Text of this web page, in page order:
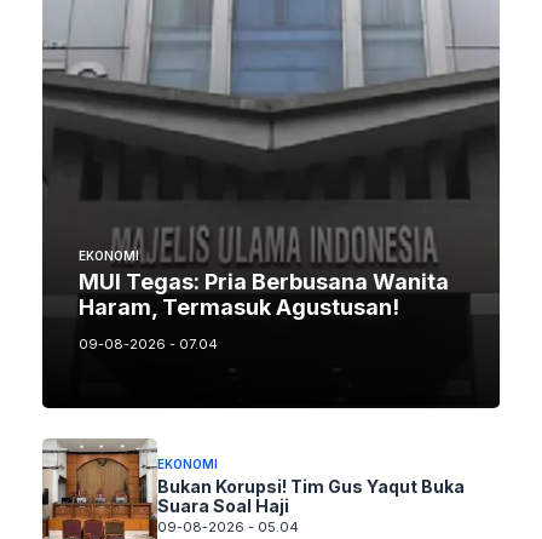
EKONOMI
MUI Tegas: Pria Berbusana Wanita
Haram, Termasuk Agustusan!
09-08-2026 - 07.04
EKONOMI
Bukan Korupsi! Tim Gus Yaqut Buka
Suara Soal Haji
09-08-2026 - 05.04